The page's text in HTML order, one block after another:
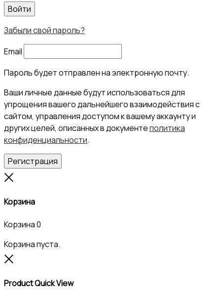
Войти
Забыли свой пароль?
Email
Пароль будет отправлен на электронную почту.
Ваши личные данные будут использоваться для
упрощения вашего дальнейшего взаимодействия с
сайтом, управления доступом к вашему аккаунту и
других целей, описанных в документеполитика
конфиденциальности.
Регистрация
Корзина
Корзина0
Корзина пуста.
Product Quick View